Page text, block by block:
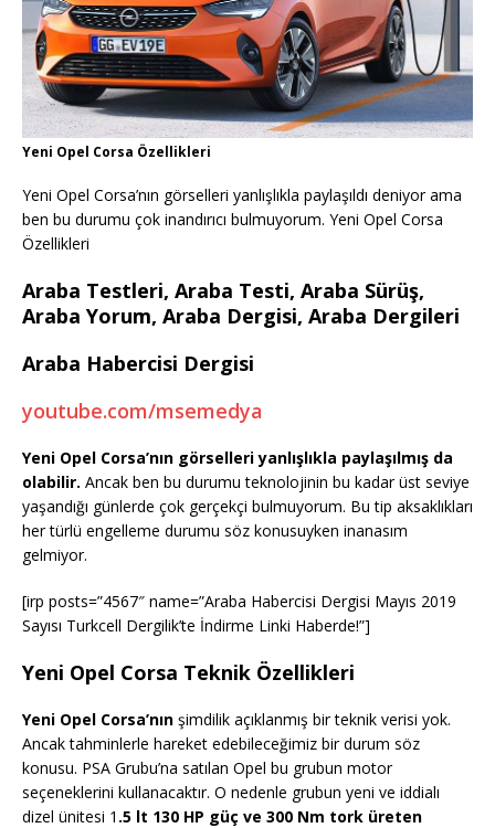
Yeni Opel Corsa Özellikleri
Yeni Opel Corsa’nın görselleri yanlışlıkla paylaşıldı deniyor ama
ben bu durumu çok inandırıcı bulmuyorum. Yeni Opel Corsa
Özellikleri
Araba Testleri, Araba Testi, Araba Sürüş,
Araba Yorum, Araba Dergisi, Araba Dergileri
Araba Habercisi Dergisi
youtube.com/msemedya
Yeni Opel Corsa’nın görselleri yanlışlıkla paylaşılmış da
olabilir. Ancak ben bu durumu teknolojinin bu kadar üst seviye
yaşandığı günlerde çok gerçekçi bulmuyorum. Bu tip aksaklıkları
her türlü engelleme durumu söz konusuyken inanasım
gelmiyor.
[irp posts=”4567″ name=”Araba Habercisi Dergisi Mayıs 2019
Sayısı Turkcell Dergilik’te İndirme Linki Haberde!”]
Yeni Opel Corsa Teknik Özellikleri
Yeni Opel Corsa’nın şimdilik açıklanmış bir teknik verisi yok.
Ancak tahminlerle hareket edebileceğimiz bir durum söz
konusu. PSA Grubu’na satılan Opel bu grubun motor
seçeneklerini kullanacaktır. O nedenle grubun yeni ve iddialı
dizel ünitesi 1 .5 lt 130 HP güç ve 300 Nm tork üreten